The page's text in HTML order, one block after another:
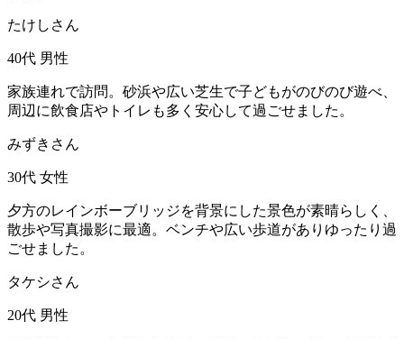
たけしさん
40代 男性
家族連れで訪問。砂浜や広い芝生で子どもがのびのび遊べ、
周辺に飲食店やトイレも多く安心して過ごせました。
みずきさん
30代 女性
夕方のレインボーブリッジを背景にした景色が素晴らしく、
散歩や写真撮影に最適。ベンチや広い歩道がありゆったり過
ごせました。
タケシさん
20代 男性